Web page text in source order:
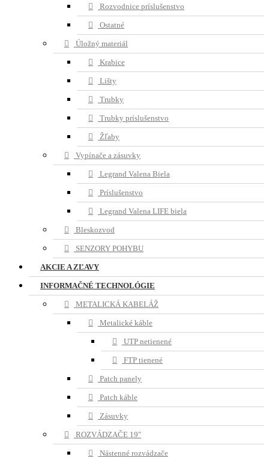
Rozvodnice príslušenstvo
Ostatné
Úložný materiál
Krabice
Lišty
Trubky
Trubky príslušenstvo
Žľaby
Vypínače a zásuvky
Legrand Valena Biela
Príslušenstvo
Legrand Valena LIFE biela
Bleskozvod
SENZORY POHYBU
AKCIE A ZĽAVY
INFORMAČNÉ TECHNOLÓGIE
METALICKÁ KABELÁŽ
Metalické káble
UTP netienené
FTP tienené
Patch panely
Patch káble
Zásuvky
ROZVÁDZAČE 19"
Nástenné rozvádzače